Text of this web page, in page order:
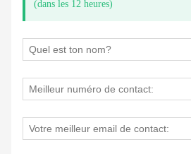
(dans les 12 heures)